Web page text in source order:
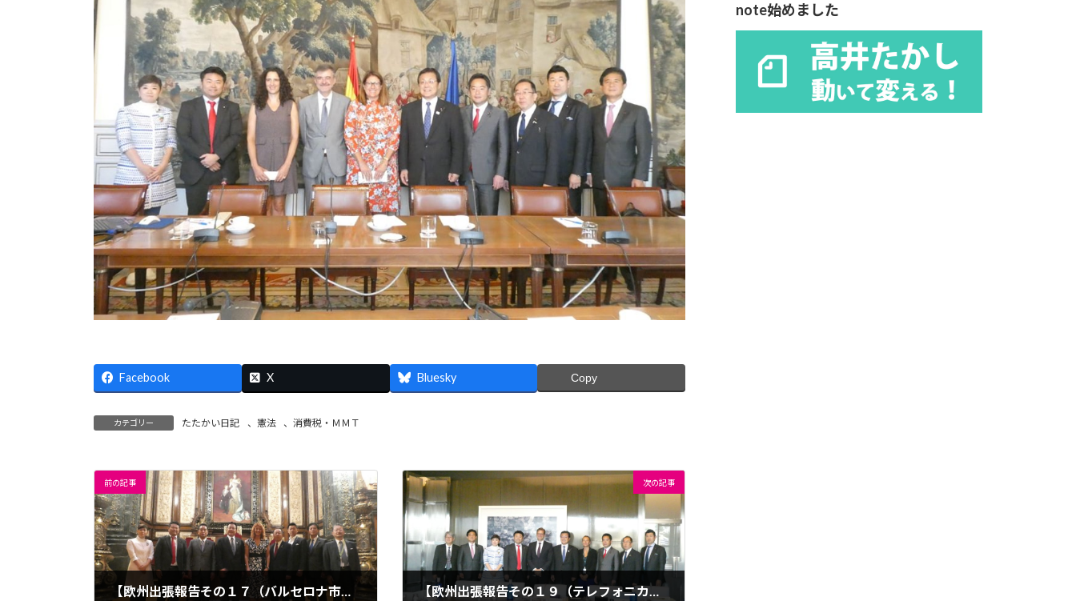
Facebook X Bluesky Copy
カテゴリー たたかい日記 、 憲法 、消費税・ＭＭＴ
前の記事
【欧州出張報告その１７（バルセロナ市役所）】
次の記事
【欧州出張報告その１９（テレフォニカ社）】
note始めました